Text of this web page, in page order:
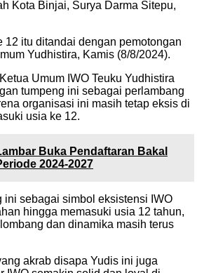
Kota Binjai, Surya Darma Sitepu,
12 itu ditandai dengan pemotongan
Yudhistira, Kamis (8/8/2024).
Umum IWO Teuku Yudhistira
tumpeng ini sebagai perlambang
organisasi ini masih tetap eksis di
usia ke 12.
Buka Pendaftaran Bakal
2024-2027
ini sebagai simbol eksistensi IWO
hingga memasuki usia 12 tahun,
dan dinamika masih terus
akrab disapa Yudis ini juga